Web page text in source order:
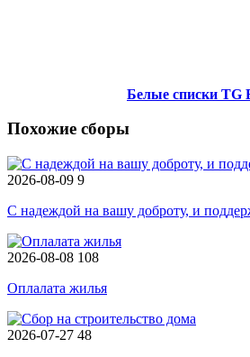
Белые списки TG
Похожие сборы
2026-08-09 9
С надеждой на вашу доброту, и
2026-08-08 108
Оплалата жилья
2026-07-27 48